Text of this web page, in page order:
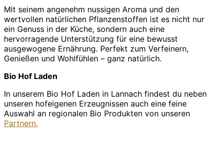
Mit seinem angenehm nussigen Aroma und den
wertvollen natürlichen Pflanzenstoffen ist es nicht nur
ein Genuss in der Küche, sondern auch eine
hervorragende Unterstützung für eine bewusst
ausgewogene Ernährung. Perfekt zum Verfeinern,
Genießen und Wohlfühlen – ganz natürlich.
Bio Hof Laden
In unserem Bio Hof Laden in Lannach findest du neben
unseren hofeigenen Erzeugnissen auch eine feine
Auswahl an regionalen Bio Produkten von unseren
Partnern.